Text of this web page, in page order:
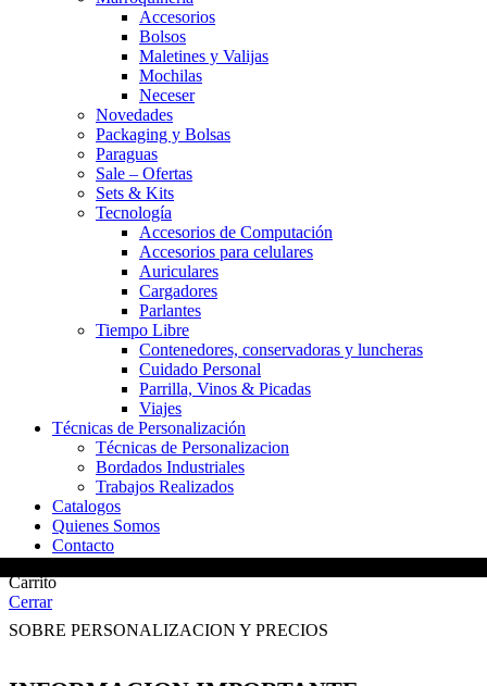
Accesorios
Bolsos
Maletines y Valijas
Mochilas
Neceser
Novedades
Packaging y Bolsas
Paraguas
Sale – Ofertas
Sets & Kits
Tecnología
Accesorios de Computación
Accesorios para celulares
Auriculares
Cargadores
Parlantes
Tiempo Libre
Contenedores, conservadoras y luncheras
Cuidado Personal
Parrilla, Vinos & Picadas
Viajes
Técnicas de Personalización
Técnicas de Personalizacion
Bordados Industriales
Trabajos Realizados
Catalogos
Quienes Somos
Contacto
Carrito
Cerrar
SOBRE PERSONALIZACION Y PRECIOS